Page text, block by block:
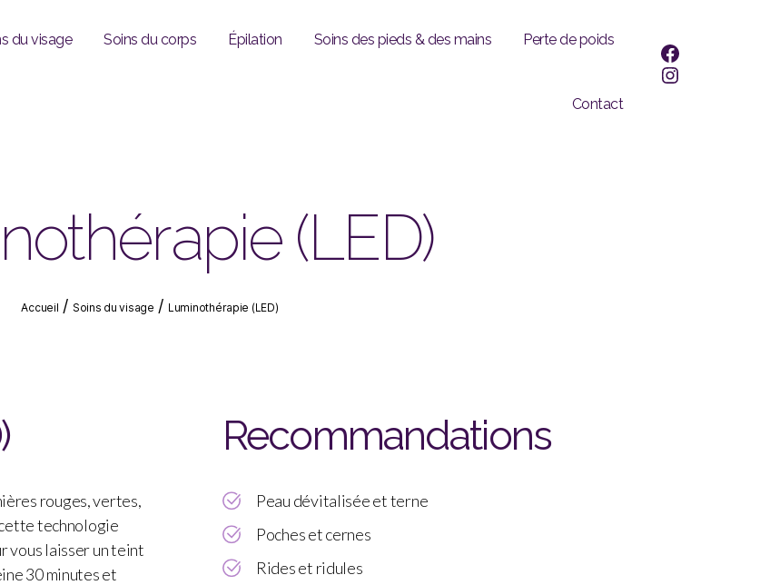
du visage Soins du corps Épilation Soins des pieds & des mains Perte de poids
Contact
facebook
Instagram
(LED)
Accueil / Soins du visage / Luminothérapie (LED)
rouges, vertes,
technologie
vous laisser un teint
30 minutes et
Recommandations
Peau dévitalisée et terne
Poches et cernes
Rides et ridules